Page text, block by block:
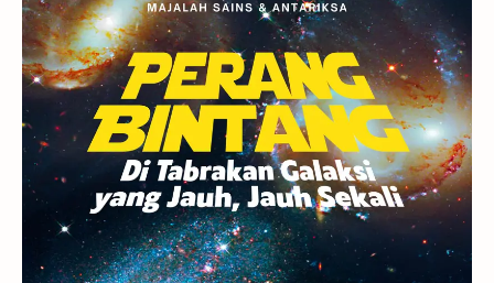
Rasi Bintang Teleskop Saturnus
GBT 2018 UFO Advertorial
Astrofotografi
Stasiun Luar Angkasa Internasional
Gugus Bintang Menarik Dibaca